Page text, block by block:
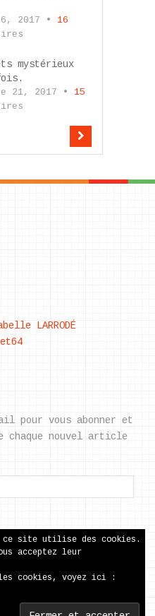
2017 • 16
mystérieux
21, 2017 • 15
LARRODÉ
pour vous abonner et
chaque nouvel article
Copyright © 2026.
site utilise des cookies.
acceptez leur
cookies, voyez ici :